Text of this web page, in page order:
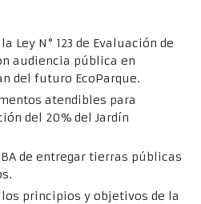
Ley N° 123 de Evaluación de
audiencia pública en
del futuro EcoParque.
atendibles para
del 20% del Jardín
de entregar tierras públicas
principios y objetivos de la